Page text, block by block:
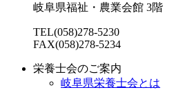
岐阜県福祉・農業会館 3階
TEL(058)278-5230
FAX(058)278-5234
栄養士会のご案内
岐阜県栄養士会とは